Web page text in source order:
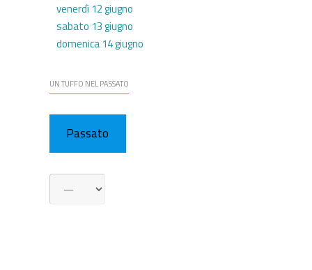
venerdì 12 giugno
sabato 13 giugno
domenica 14 giugno
UN TUFFO NEL PASSATO
Passato